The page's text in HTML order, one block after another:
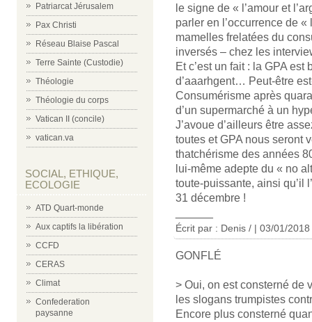
Patriarcat Jérusalem
Pax Christi
Réseau Blaise Pascal
Terre Sainte (Custodie)
Théologie
Théologie du corps
Vatican II (concile)
vatican.va
SOCIAL, ETHIQUE,
ECOLOGIE
ATD Quart-monde
Aux captifs la libération
CCFD
CERAS
Climat
Confederation
paysanne
le signe de « l’amour et
parler en l’occurrence de «
mamelles frelatées du
inversés – chez les
Et c’est un fait : la GPA est
d’aaarhgent… Peut-être
Consumérisme après
d’un supermarché à un
J’avoue d’ailleurs être
toutes et GPA nous seront
thatchérisme des années
lui-même adepte du « no
toute-puissante, ainsi qu’il
31 décembre !
Écrit par : Denis / | 03/01/2018
GONFLÉ
> Oui, on est consterné de
les slogans trumpistes
Encore plus consterné